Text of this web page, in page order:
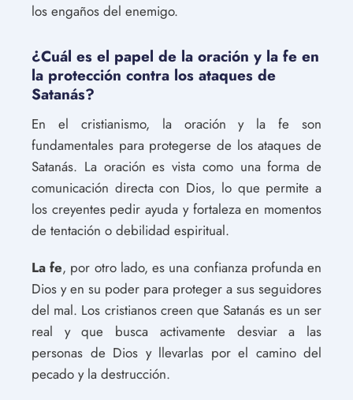
los engaños del enemigo.
¿Cuál es el papel de la oración y la fe en
la protección contra los ataques de
Satanás?
En el cristianismo, la oración y la fe son
fundamentales para protegerse de los ataques de
Satanás. La oración es vista como una forma de
comunicación directa con Dios, lo que permite a
los creyentes pedir ayuda y fortaleza en momentos
de tentación o debilidad espiritual.
La fe, por otro lado, es una confianza profunda en
Dios y en su poder para proteger a sus seguidores
del mal. Los cristianos creen que Satanás es un ser
real y que busca activamente desviar a las
personas de Dios y llevarlas por el camino del
pecado y la destrucción.